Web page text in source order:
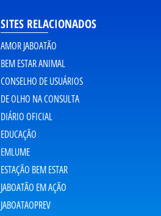
SITES RELACIONADOS
AMOR JABOATÃO
BEM ESTAR ANIMAL
CONSELHO DE USUÁRIOS
DE OLHO NA CONSULTA
DIÁRIO OFICIAL
EDUCAÇÃO
EMLUME
ESTAÇÃO BEM ESTAR
JABOATÃO EM AÇÃO
JABOATAOPREV